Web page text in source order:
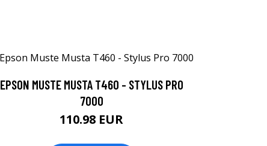
EPSON MUSTE MUSTA T460 - STYLUS PRO
7000
110.98 EUR